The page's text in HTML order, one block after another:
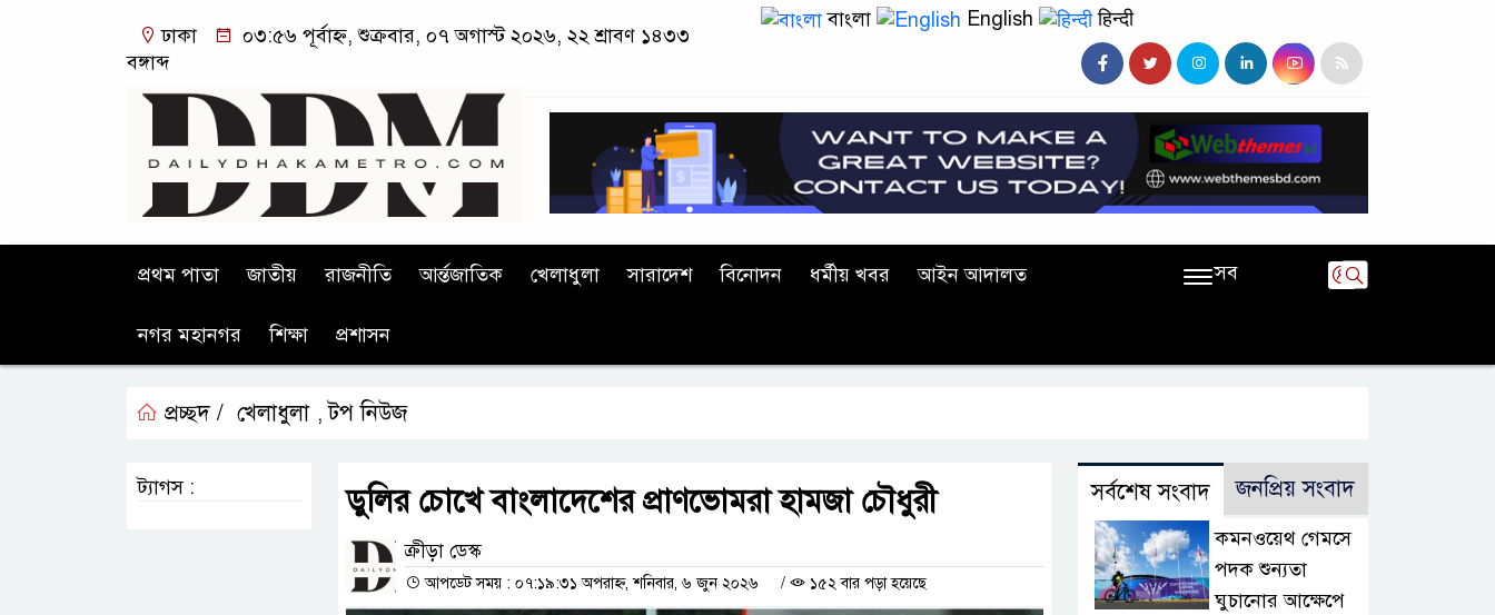
ঢাকা
০৩:৫৬ পূর্বাহ্ন, শুক্রবার, ০৭ অগাস্ট ২০২৬, ২২ শ্রাবণ ১৪৩৩
বঙ্গাব্দ
বাংলা English हिन्दी
প্রথম পাতা জাতীয় রাজনীতি আর্ন্তজাতিক খেলাধুলা সারাদেশ বিনোদন ধর্মীয় খবর আইন আদালত
নগর মহানগর শিক্ষা প্রশাসন
সব
প্রচ্ছদ / খেলাধুলা ,টপ নিউজ
ডুলির চোখে বাংলাদেশের প্রাণভোমরা হামজা চৌধুরী
ক্রীড়া ডেস্ক
আপডেট সময় : ০৭:১৯:৩১ অপরাহ্ন, শনিবার, ৬ জুন ২০২৬ / ১৫২ বার পড়া হয়েছে
ট্যাগস : সর্বশেষ সংবাদ জনপ্রিয় সংবাদ
কমনওয়েথ গেমসে
পদক শুন্যতা
ঘুচানোর আক্ষেপে